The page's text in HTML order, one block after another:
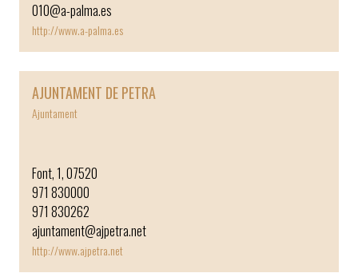
010@a-palma.es
http://www.a-palma.es
AJUNTAMENT DE PETRA
Ajuntament
Font, 1, 07520
971 830000
971 830262
ajuntament@ajpetra.net
http://www.ajpetra.net